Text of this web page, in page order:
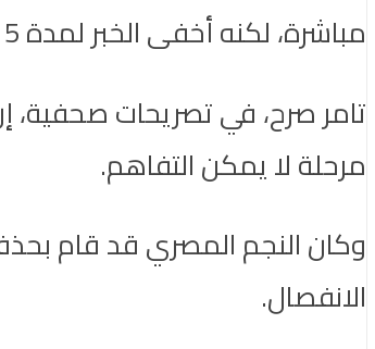
مباشرة، لكنه أخفى الخبر لمدة 5 أشهر لتجنب كل الأخبار التي ستنتشر والتي من الممكن ان تؤذي طليقته نفسياً.
تامر صرح، في تصريحات صحفية،
مرحلة لا يمكن التفاهم.
وكان النجم المصري قد قام
الانفصال.